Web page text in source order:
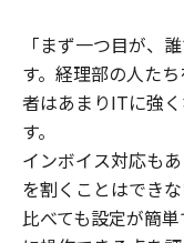
「まず一つ目が、
す。経理部の人た
者はあまりITに強
す。
インボイス対応も
を割くことはでき
比べても設定が簡